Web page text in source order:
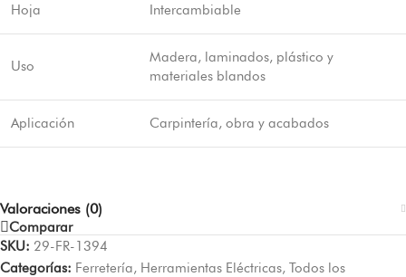
Hoja Intercambiable
Uso
Madera, laminados, plástico y
materiales blandos
Aplicación Carpintería, obra y acabados
Valoraciones (0)
Comparar
SKU: 29-FR-1394
Categorías: Ferretería, Herramientas Eléctricas, Todos los